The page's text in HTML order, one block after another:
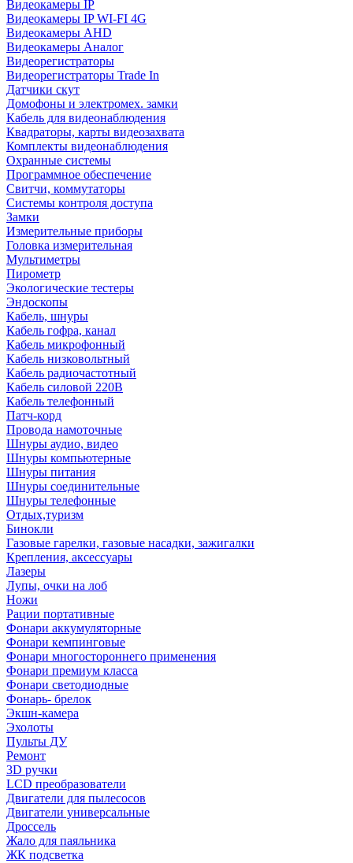
Видеокамеры IP
Видеокамеры IP WI-FI 4G
Видеокамеры AHD
Видеокамеры Аналог
Видеорегистраторы
Видеорегистраторы Trade In
Датчики скут
Домофоны и электромех. замки
Кабель для видеонаблюдения
Квадраторы, карты видеозахвата
Комплекты видеонаблюдения
Охранные системы
Программное обеспечение
Свитчи, коммутаторы
Системы контроля доступа
Замки
Измерительные приборы
Головка измерительная
Мультиметры
Пирометр
Экологические тестеры
Эндоскопы
Кабель, шнуры
Кабель гофра, канал
Кабель микрофонный
Кабель низковольтный
Кабель радиочастотный
Кабель силовой 220В
Кабель телефонный
Патч-корд
Провода намоточные
Шнуры аудио, видео
Шнуры компьютерные
Шнуры питания
Шнуры соединительные
Шнуры телефонные
Отдых,туризм
Бинокли
Газовые гарелки, газовые насадки, зажигалки
Крепления, аксессуары
Лазеры
Лупы, очки на лоб
Ножи
Рации портативные
Фонари аккумуляторные
Фонари кемпинговые
Фонари многостороннего применения
Фонари премиум класса
Фонари светодиодные
Фонарь- брелок
Экшн-камера
Эхолоты
Пульты ДУ
Ремонт
3D ручки
LCD преобразователи
Двигатели для пылесосов
Двигатели универсальные
Дроссель
Жало для паяльника
ЖК подсветка